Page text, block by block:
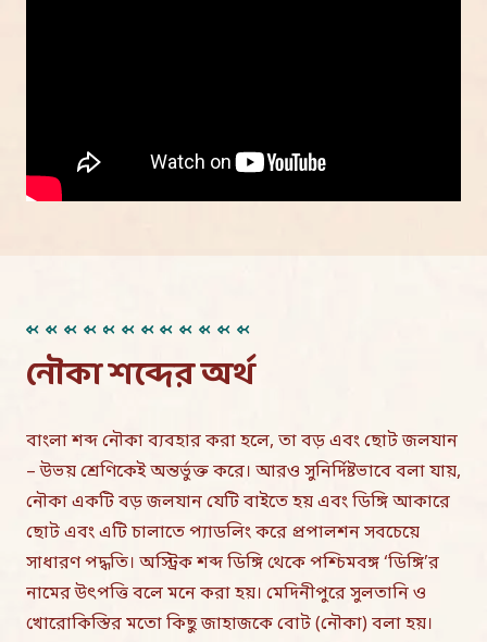
নৌকা শব্দের অর্থ
বাংলা শব্দ নৌকা ব্যবহার করা হলে, তা বড় এবং ছোট জলযান
– উভয় শ্রেণিকেই অন্তর্ভুক্ত করে। আরও সুনির্দিষ্টভাবে বলা যায়,
নৌকা একটি বড় জলযান যেটি বাইতে হয় এবং ডিঙ্গি আকারে
ছোট এবং এটি চালাতে প্যাডলিং করে প্রপালশন সবচেয়ে
সাধারণ পদ্ধতি। অস্ট্রিক শব্দ ডিঙ্গি থেকে পশ্চিমবঙ্গ ‘ডিঙ্গি’র
নামের উৎপত্তি বলে মনে করা হয়। মেদিনীপুরে সুলতানি ও
খোরোকিস্তির মতো কিছু জাহাজকে বোট (নৌকা) বলা হয়।